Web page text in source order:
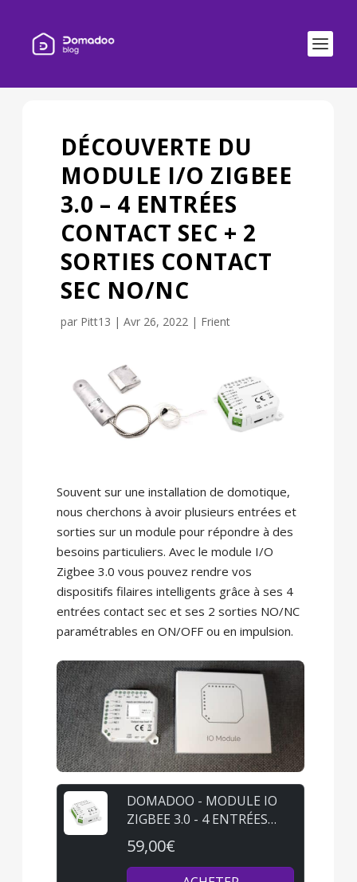
DÉCOUVERTE DU
MODULE I/O ZIGBEE
3.0 – 4 ENTRÉES
CONTACT SEC + 2
SORTIES CONTACT
SEC NO/NC
par Pitt13 | Avr 26, 2022| Frient
Souvent sur une installation de domotique,
nous cherchons à avoir plusieurs entrées et
sorties sur un module pour répondre à des
besoins particuliers. Avec le module I/O
Zigbee 3.0 vous pouvez rendre vos
dispositifs filaires intelligents grâce à ses 4
entrées contact sec et ses 2 sorties NO/NC
paramétrables en ON/OFF ou en impulsion.
DOMADOO - MODULE IO
ZIGBEE 3.0 - 4 ENTRÉES
CONTACT SEC + 2 SORTIES
CONTACT SEC NO/NC
(ON/OFF OU IMPULSION)
59,00€